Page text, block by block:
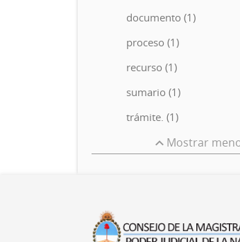
documento (1)
proceso (1)
recurso (1)
sumario (1)
trámite. (1)
Mostrar